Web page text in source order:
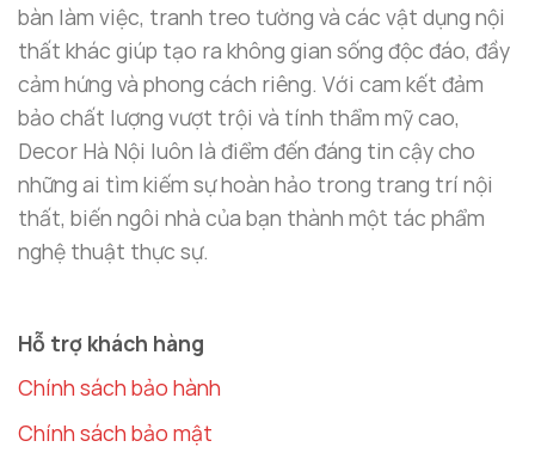
Tượng ngựa đồng thiết kế hiện đại
Cách Đặt Linh Vật Phong Thủy Tượng
Ngựa Đồng Cao Cấp
bàn làm việc, tranh treo tường và các vật dụng nội
thất khác giúp tạo ra không gian sống độc đáo, đầy
cảm hứng và phong cách riêng. Với cam kết đảm
bảo chất lượng vượt trội và tính thẩm mỹ cao,
Decor Hà Nội luôn là điểm đến đáng tin cậy cho
những ai tìm kiếm sự hoàn hảo trong trang trí nội
thất, biến ngôi nhà của bạn thành một tác phẩm
nghệ thuật thực sự.
Hỗ trợ khách hàng
Chính sách bảo hành
Chính sách bảo mật